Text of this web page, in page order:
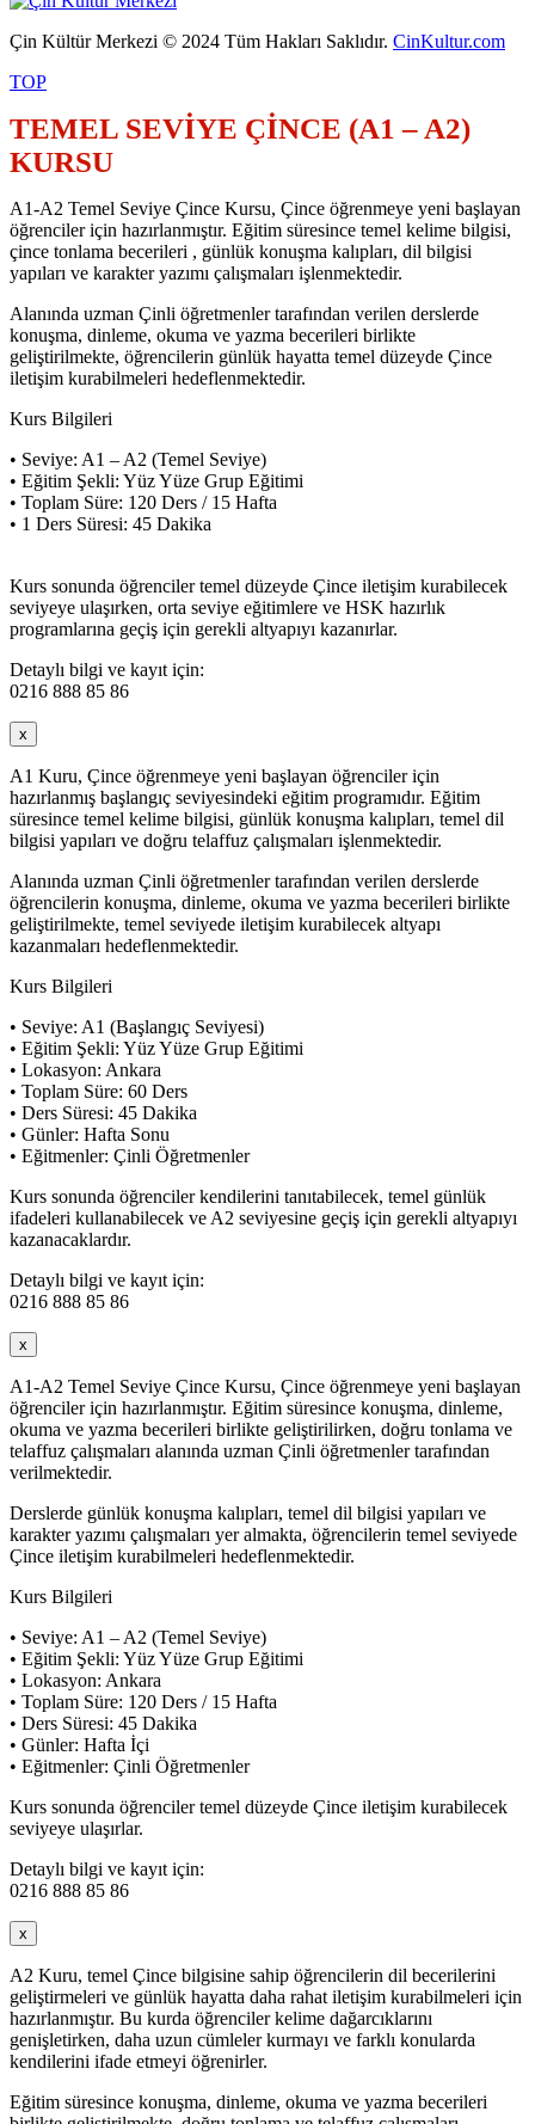
Çin Kültür Merkezi © 2024 Tüm Hakları Saklıdır. CinKultur.com
TOP
TEMEL SEVİYE ÇİNCE (A1 – A2)
KURSU
A1-A2 Temel Seviye Çince Kursu, Çince öğrenmeye yeni başlayan
öğrenciler için hazırlanmıştır. Eğitim süresince temel kelime bilgisi,
çince tonlama becerileri , günlük konuşma kalıpları, dil bilgisi
yapıları ve karakter yazımı çalışmaları işlenmektedir.
Alanında uzman Çinli öğretmenler tarafından verilen derslerde
konuşma, dinleme, okuma ve yazma becerileri birlikte
geliştirilmekte, öğrencilerin günlük hayatta temel düzeyde Çince
iletişim kurabilmeleri hedeflenmektedir.
Kurs Bilgileri
• Seviye: A1 – A2 (Temel Seviye)
• Eğitim Şekli: Yüz Yüze Grup Eğitimi
• Toplam Süre: 120 Ders / 15 Hafta
• 1 Ders Süresi: 45 Dakika
Kurs sonunda öğrenciler temel düzeyde Çince iletişim kurabilecek
seviyeye ulaşırken, orta seviye eğitimlere ve HSK hazırlık
programlarına geçiş için gerekli altyapıyı kazanırlar.
Detaylı bilgi ve kayıt için:
0216 888 85 86
x
A1 Kuru, Çince öğrenmeye yeni başlayan öğrenciler için
hazırlanmış başlangıç seviyesindeki eğitim programıdır. Eğitim
süresince temel kelime bilgisi, günlük konuşma kalıpları, temel dil
bilgisi yapıları ve doğru telaffuz çalışmaları işlenmektedir.
Alanında uzman Çinli öğretmenler tarafından verilen derslerde
öğrencilerin konuşma, dinleme, okuma ve yazma becerileri birlikte
geliştirilmekte, temel seviyede iletişim kurabilecek altyapı
kazanmaları hedeflenmektedir.
Kurs Bilgileri
• Seviye: A1 (Başlangıç Seviyesi)
• Eğitim Şekli: Yüz Yüze Grup Eğitimi
• Lokasyon: Ankara
• Toplam Süre: 60 Ders
• Ders Süresi: 45 Dakika
• Günler: Hafta Sonu
• Eğitmenler: Çinli Öğretmenler
Kurs sonunda öğrenciler kendilerini tanıtabilecek, temel günlük
ifadeleri kullanabilecek ve A2 seviyesine geçiş için gerekli altyapıyı
kazanacaklardır.
Detaylı bilgi ve kayıt için:
0216 888 85 86
x
A1-A2 Temel Seviye Çince Kursu, Çince öğrenmeye yeni başlayan
öğrenciler için hazırlanmıştır. Eğitim süresince konuşma, dinleme,
okuma ve yazma becerileri birlikte geliştirilirken, doğru tonlama ve
telaffuz çalışmaları alanında uzman Çinli öğretmenler tarafından
verilmektedir.
Derslerde günlük konuşma kalıpları, temel dil bilgisi yapıları ve
karakter yazımı çalışmaları yer almakta, öğrencilerin temel seviyede
Çince iletişim kurabilmeleri hedeflenmektedir.
Kurs Bilgileri
• Seviye: A1 – A2 (Temel Seviye)
• Eğitim Şekli: Yüz Yüze Grup Eğitimi
• Lokasyon: Ankara
• Toplam Süre: 120 Ders / 15 Hafta
• Ders Süresi: 45 Dakika
• Günler: Hafta İçi
• Eğitmenler: Çinli Öğretmenler
Kurs sonunda öğrenciler temel düzeyde Çince iletişim kurabilecek
seviyeye ulaşırlar.
Detaylı bilgi ve kayıt için:
0216 888 85 86
x
A2 Kuru, temel Çince bilgisine sahip öğrencilerin dil becerilerini
geliştirmeleri ve günlük hayatta daha rahat iletişim kurabilmeleri için
hazırlanmıştır. Bu kurda öğrenciler kelime dağarcıklarını
genişletirken, daha uzun cümleler kurmayı ve farklı konularda
kendilerini ifade etmeyi öğrenirler.
Eğitim süresince konuşma, dinleme, okuma ve yazma becerileri